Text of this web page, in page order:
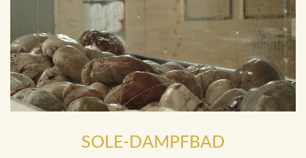
SOLE-DAMPFBAD